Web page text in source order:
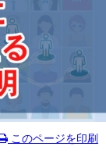
このページを印刷